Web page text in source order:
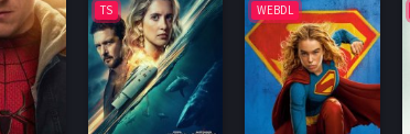
TS WEBDL